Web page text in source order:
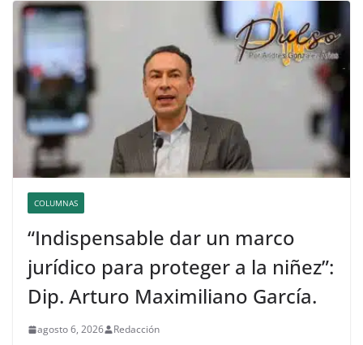
COLUMNAS
“Indispensable dar un marco
jurídico para proteger a la niñez”:
Dip. Arturo Maximiliano García.
agosto 6, 2026 Redacción